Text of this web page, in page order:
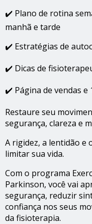
✔️ Plano de rotina
manhã e tarde
✔️ Estratégias de
✔️ Dicas de
✔️ Página de vendas
Restaure seu
segurança, clareza e
A rigidez, a lentidão e
limitar sua vida.
Com o programa
Parkinson, você vai
segurança, reduzir
confiança nos seus
da fisioterapia.